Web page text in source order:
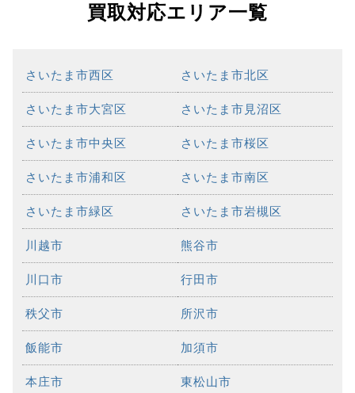
買取対応エリア一覧
さいたま市西区 さいたま市北区
さいたま市大宮区 さいたま市見沼区
さいたま市中央区 さいたま市桜区
さいたま市浦和区 さいたま市南区
さいたま市緑区 さいたま市岩槻区
川越市 熊谷市
川口市 行田市
秩父市 所沢市
飯能市 加須市
本庄市 東松山市